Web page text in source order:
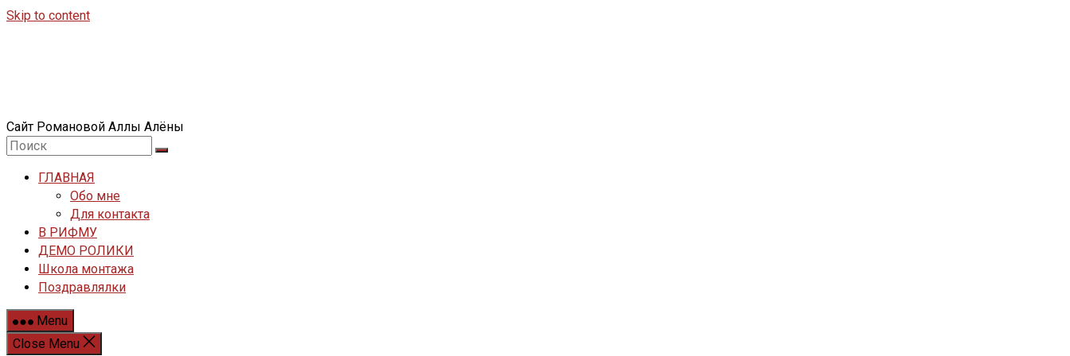
Skip to content
Сайт Романовой Аллы Алёны
ГЛАВНАЯ
Обо мне
Для контакта
В РИФМУ
ДЕМО РОЛИКИ
Школа монтажа
Поздравлялки
Menu
Close Menu